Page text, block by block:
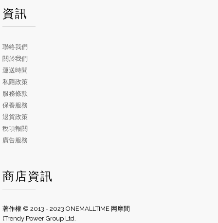
資訊
聯絡我們
關於我們
運送時間
私隱政策
服務條款
保養服務
退貨政策
稅項報關
廣告服務
商店資訊
著作權 © 2013 - 2023 ONEMALLTIME 网摩間
(Trendy Power Group Ltd.